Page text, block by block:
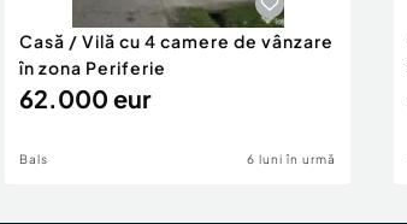
Casă / Vilă cu 4 camere de vânzare
în zona Periferie
62.000 eur
Bals 6 luni în urmă